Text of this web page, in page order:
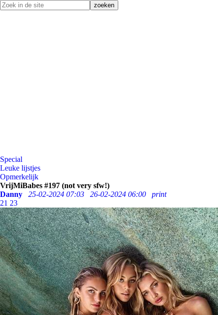
Special
Leuke lijstjes
Opmerkelijk
VrijMiBabes #197 (not very sfw!)
Danny
25-02-2024 07:03 26-02-2024 06:00
print
21 23